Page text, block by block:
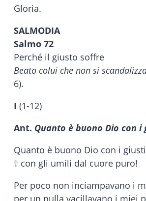
Gloria.
SALMODIA
Salmo 72
Perché il giusto soffre
Beato colui che non si
6).
I (1-12)
Ant. Quanto è buono Dio con i
Quanto è buono Dio con i
† con gli umili dal cuore puro!
Per poco non inciampavano i
per un nulla vacillavano i miei